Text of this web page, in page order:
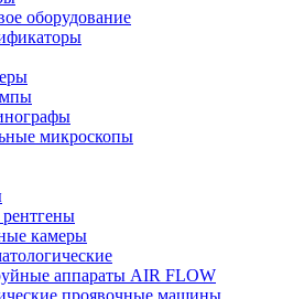
оборудование
микроскопы
камеры
аппараты AIR FLOW
проявочные машины